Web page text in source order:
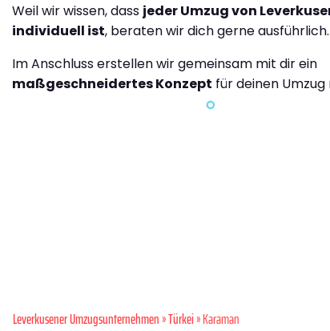
Weil wir wissen, dass jeder Umzug von
individuell ist, beraten wir dich gerne ausführlich.
Im Anschluss erstellen wir gemeinsam mit dir ein
maßgeschneidertes Konzept für deinen
Leverkusener Umzugsunternehmen»Türkei» Karaman